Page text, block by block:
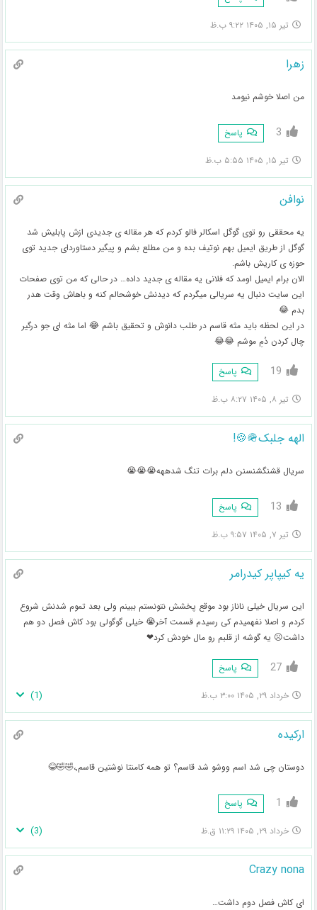
تیر ۱۵, ۱۴۰۵ ۹:۲۲ ب.ظ
زهرا
من اصلا خوشم نیومد
3 پاسخ
تیر ۱۵, ۱۴۰۵ ۵:۵۵ ب.ظ
نوافن
یه محققی رو توی گوگل اسکالر فالو کردم که هر مقاله ی جدیدی ازش پابلیش شد
گوگل از طریق ایمیل بهم نوتیف بده و من مطلع بشم و پیگیر دستاوردای جدید توی
حوزه ی کاریش باشم.
الان برام ایمیل اومد که فلانی یه مقاله ی جدید داده… در حالی که من توی صفحات
این سایت دنبال یه سریالی میگردم که دیدنش خوشحالم کنه و باهاش وقت هدر
بدم 😂
در این لحظه باید مثه قاسم در طلب دانوش و تحقیق باشم 😂 اما مثه ای جو درگیر
چال کردن دُمِ موشم 😂😂
19 پاسخ
تیر ۸, ۱۴۰۵ ۸:۲۷ ب.ظ
الهه جلبک🪖🍪!
سریال قشنگشنسنن دلم برات تنگ شدههه😭😭😭
13 پاسخ
تیر ۷, ۱۴۰۵ ۹:۵۷ ب.ظ
یه کیپاپر کیدرامر
این سریال خیلی ناناز بود موقع پخشش نتونستم ببینم ولی بعد تموم شدنش شروع
کردم و اصلا نفهمیدم کی رسیدم قسمت آخر😭 خیلی گوگولی بود کاش فصل دو هم
داشت☹ یه گوشه از قلبم رو مال خودش کرد❤
27 پاسخ
خرداد ۲۹, ۱۴۰۵ ۳:۰۰ ب.ظ (
1
)
ارکیده
دوستان چی شد اسم ووشو شد قاسم؟ تو همه کامنتا نوشتین قاسم,،🤣🤣😂
1 پاسخ
خرداد ۲۹, ۱۴۰۵ ۱۱:۲۹ ق.ظ (
3
)
Crazy nona
ای کاش فصل دوم داشت…